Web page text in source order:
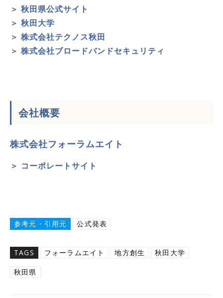
＞ 秋田県公式サイト
＞ 秋田大学
＞ 株式会社テクノス秋田
＞ 株式会社ブロードバンドセキュリティ
会社概要
株式会社フォーラムエイト
＞ コーポレートサイト
参考元・引用元 公式発表
TAGS フォーラムエイト 地方創生 秋田大学
秋田県